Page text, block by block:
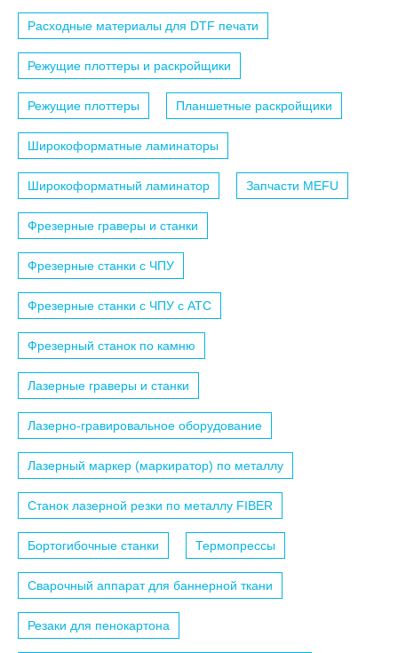
Расходные материалы для DTF печати
Режущие плоттеры и раскройщики
Режущие плоттеры Планшетные раскройщики
Широкоформатные ламинаторы
Широкоформатный ламинатор Запчасти MEFU
Фрезерные граверы и станки
Фрезерные станки с ЧПУ
Фрезерные станки с ЧПУ c АТС
Фрезерный станок по камню
Лазерные граверы и станки
Лазерно-гравировальное оборудование
Лазерный маркер (маркиратор) по металлу
Станок лазерной резки по металлу FIBER
Бортогибочные станки Термопрессы
Сварочный аппарат для баннерной ткани
Резаки для пенокартона